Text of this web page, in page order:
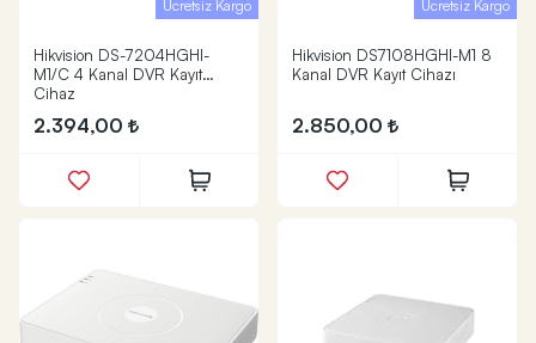
Ücretsiz Kargo
Hikvision DS-7204HGHI-
M1/C 4 Kanal DVR Kayıt
Cihaz
2.394,00
Ücretsiz Kargo
Hikvision DS7108HGHI-M1 8
Kanal DVR Kayıt Cihazı
2.850,00